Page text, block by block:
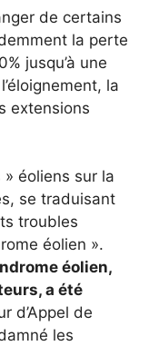
de certains
la perte
jusqu’à une
la
extensions
éoliens sur la
se traduisant
troubles
éolien ».
éolien,
a été
d’Appel de
les